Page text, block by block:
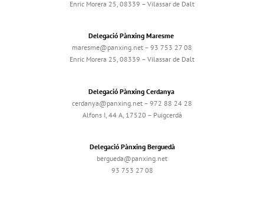
Enric Morera 25, 08339 – Vilassar de Dalt
Delegació Pànxing Maresme
maresme@panxing.net – 93 753 27 08
Enric Morera 25, 08339 – Vilassar de Dalt
Delegació Pànxing Cerdanya
cerdanya@panxing.net – 972 88 24 28
Alfons I, 44 A, 17520 – Puigcerdà
Delegació Pànxing Berguedà
bergueda@panxing.net
93 753 27 08